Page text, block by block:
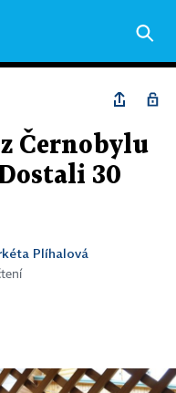
Černobylu
30
Plíhalová